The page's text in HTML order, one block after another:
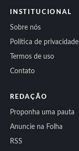
INSTITUCIONAL
Sobre nós
Política de privacidade
Termos de uso
Contato
REDAÇÃO
Proponha uma pauta
Anuncie na Folha
RSS